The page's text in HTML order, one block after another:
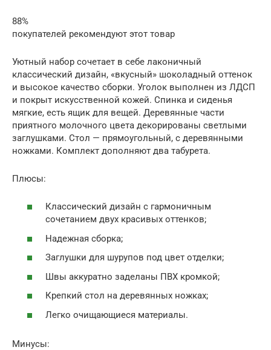
88%
покупателей рекомендуют этот товар
Уютный набор сочетает в себе лаконичный
классический дизайн, «вкусный» шоколадный оттенок
и высокое качество сборки. Уголок выполнен из ЛДСП
и покрыт искусственной кожей. Спинка и сиденья
мягкие, есть ящик для вещей. Деревянные части
приятного молочного цвета декорированы светлыми
заглушками. Стол — прямоугольный, с деревянными
ножками. Комплект дополняют два табурета.
Плюсы:
Классический дизайн с гармоничным
сочетанием двух красивых оттенков;
Надежная сборка;
Заглушки для шурупов под цвет отделки;
Швы аккуратно заделаны ПВХ кромкой;
Крепкий стол на деревянных ножках;
Легко очищающиеся материалы.
Минусы: